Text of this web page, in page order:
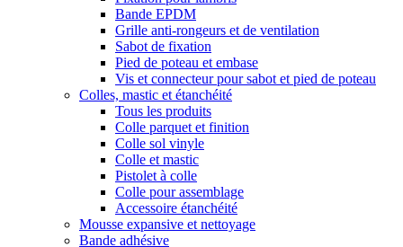
Bande EPDM
Grille anti-rongeurs et de ventilation
Sabot de fixation
Pied de poteau et embase
Vis et connecteur pour sabot et pied de poteau
Colles, mastic et étanchéité
Tous les produits
Colle parquet et finition
Colle sol vinyle
Colle et mastic
Pistolet à colle
Colle pour assemblage
Accessoire étanchéité
Mousse expansive et nettoyage
Bande adhésive